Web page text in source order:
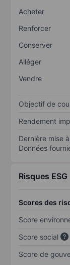
Acheter
Renforcer
Conserver
Alléger
Vendre
Objectif de
Rendement
Dernière mise
Données
Risques ESG
Scores des
Score
Score social
Score de